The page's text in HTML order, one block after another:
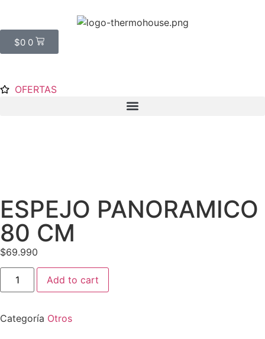
$0 0
OFERTAS
ESPEJO PANORAMICO
80 CM
$69.990
Add to cart
Categoría Otros